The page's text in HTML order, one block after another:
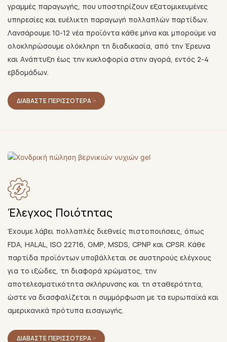
γραμμές παραγωγής, που υποστηρίζουν εξατομικευμένες
υπηρεσίες και ευέλικτη παραγωγή πολλαπλών παρτίδων.
Λανσάρουμε 10-12 νέα προϊόντα κάθε μήνα και μπορούμε να
ολοκληρώσουμε ολόκληρη τη διαδικασία, από την Έρευνα
και Ανάπτυξη έως την κυκλοφορία στην αγορά, εντός 2-4
εβδομάδων.
ΔΙΑΒΆΣΤΕ ΠΕΡΙΣΣΌΤΕΡΑ >
Έλεγχος Ποιότητας
Έχουμε λάβει πολλαπλές διεθνείς πιστοποιήσεις, όπως
FDA, HALAL, ISO 22716, GMP, MSDS, CPNP και CPSR. Κάθε
παρτίδα προϊόντων υποβάλλεται σε αυστηρούς ελέγχους
για το ιξώδες, τη διαφορά χρώματος, την
αποτελεσματικότητα σκλήρυνσης και τη σταθερότητα,
ώστε να διασφαλίζεται η συμμόρφωση με τα ευρωπαϊκά και
αμερικανικά πρότυπα εισαγωγής.
ΔΙΑΒΆΣΤΕ ΠΕΡΙΣΣΌΤΕΡΑ >